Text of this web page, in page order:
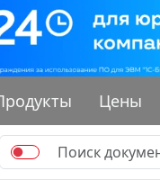
Цены